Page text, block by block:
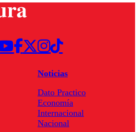
Noticias
Dato Practico
Economía
Internacional
Nacional